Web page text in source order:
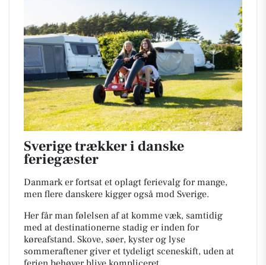
Sverige trækker i danske
feriegæster
Danmark er fortsat et oplagt ferievalg for mange,
men flere danskere kigger også mod Sverige.
Her får man følelsen af at komme væk, samtidig
med at destinationerne stadig er inden for
køreafstand. Skove, søer, kyster og lyse
sommeraftener giver et tydeligt sceneskift, uden at